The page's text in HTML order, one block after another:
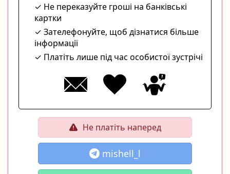
Не переказуйте гроші на банківські
картки
Зателефонуйте, щоб дізнатися більше
інформації
Платіть лише під час особистої зустрічі
Не платіть наперед
mishell_l